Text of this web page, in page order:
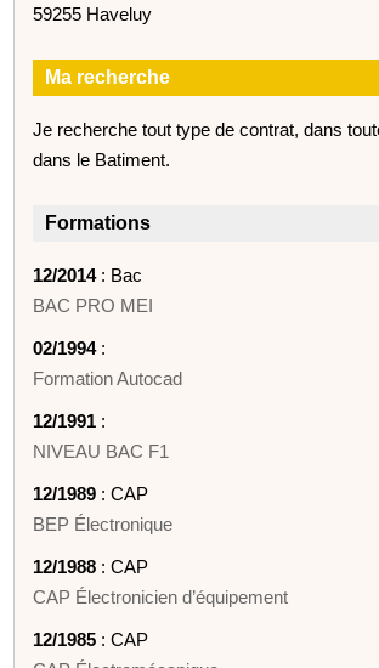
59255 Haveluy
Ma recherche
Je recherche tout type de contrat, dans
dans le Batiment.
Formations
12/2014: Bac
BAC PRO MEI
02/1994:
Formation Autocad
12/1991 :
NIVEAU BAC F1
12/1989 : CAP
BEP Électronique
12/1988 : CAP
CAP Électronicien d’équipement
12/1985 : CAP